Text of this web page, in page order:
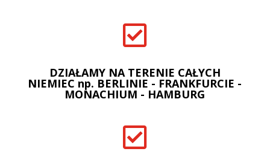

DZIAŁAMY NA TERENIE CAŁYCH
NIEMIEC np. BERLINIE - FRANKFURCIE -
MONACHIUM - HAMBURG
